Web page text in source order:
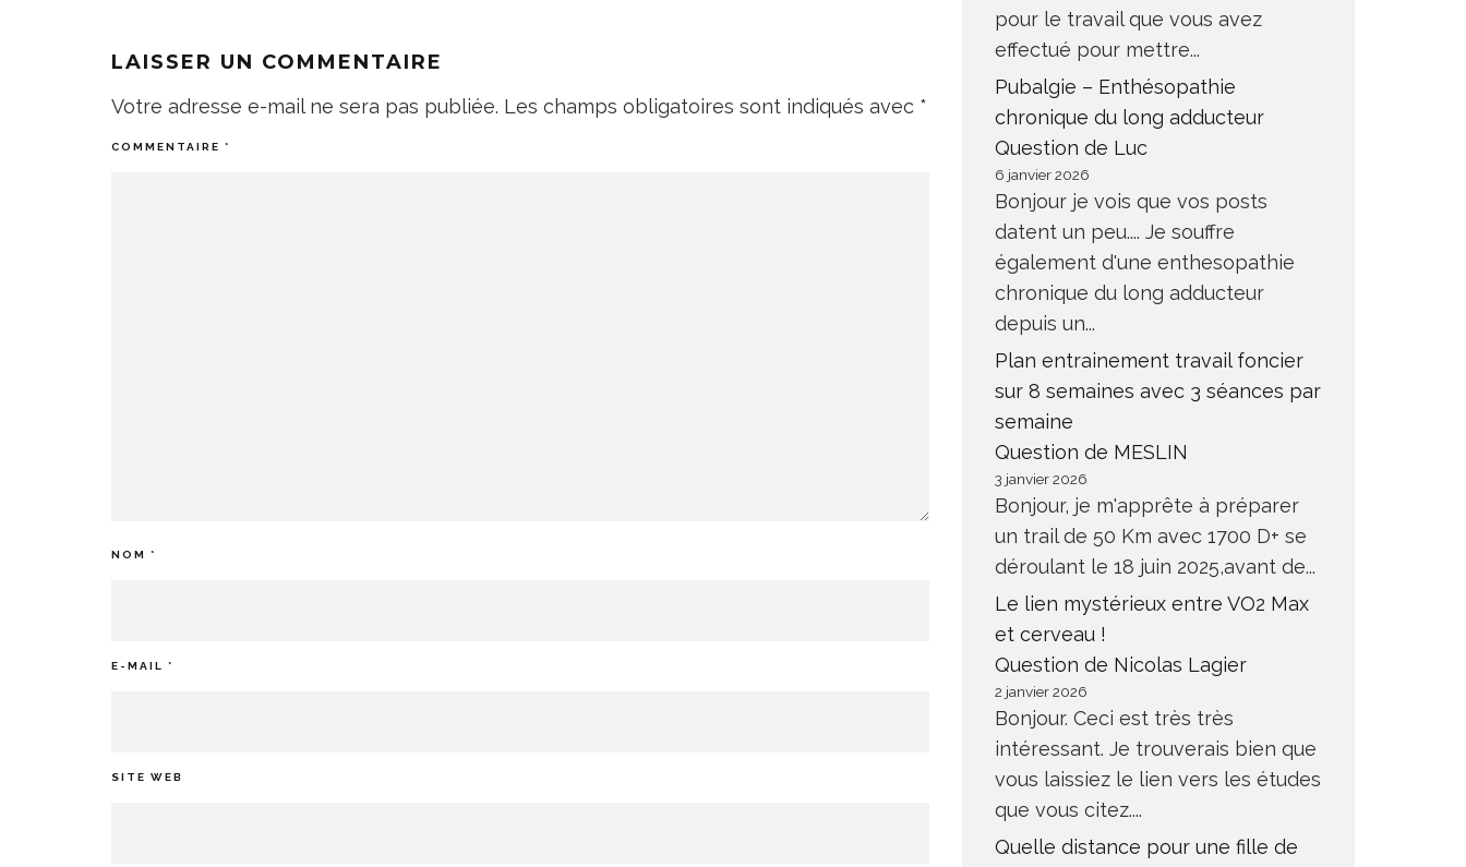
LAISSER UN COMMENTAIRE
Votre adresse e-mail ne sera pas publiée. Les champs obligatoires sont indiqués avec *
COMMENTAIRE *
NOM *
E-MAIL *
SITE WEB
pour le travail que vous avez
effectué pour mettre...
Pubalgie – Enthésopathie
chronique du long adducteur
Question de Luc
6 janvier 2026
Bonjour je vois que vos posts
datent un peu.... Je souffre
également d'une enthesopathie
chronique du long adducteur
depuis un...
Plan entrainement travail foncier
sur 8 semaines avec 3 séances par
semaine
Question de MESLIN
3 janvier 2026
Bonjour, je m'apprête à préparer
un trail de 50 Km avec 1700 D+ se
déroulant le 18 juin 2025,avant de...
Le lien mystérieux entre VO2 Max
et cerveau !
Question de Nicolas Lagier
2 janvier 2026
Bonjour. Ceci est très très
intéressant. Je trouverais bien que
vous laissiez le lien vers les études
que vous citez....
Quelle distance pour une fille de